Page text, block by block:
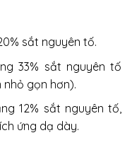
sắt nguyên tố.
33% sắt nguyên tố
nhỏ gọn hơn).
12% sắt nguyên tố,
ứng dạ dày.